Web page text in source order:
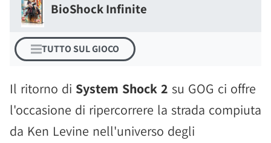
BioShock Infinite
TUTTO SUL GIOCO
Il ritorno di System Shock 2 su GOG ci offre
l'occasione di ripercorrere la strada compiuta
da Ken Levine nell'universo degli